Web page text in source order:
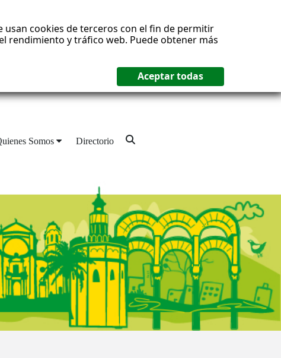
usan cookies de terceros con el fin de permitir
rendimiento y tráfico web. Puede obtener más
Somos Directorio